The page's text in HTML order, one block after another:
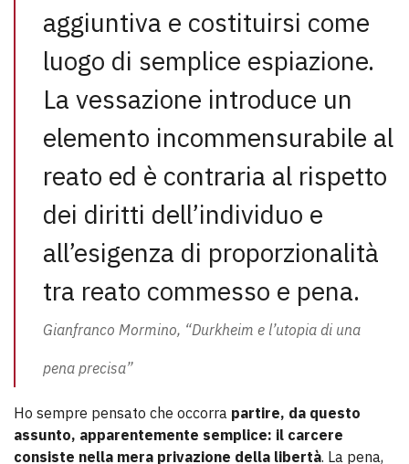
aggiuntiva e costituirsi come
luogo di semplice espiazione.
La vessazione introduce un
elemento incommensurabile al
reato ed è contraria al rispetto
dei diritti dell’individuo e
all’esigenza di proporzionalità
tra reato commesso e pena.
Gianfranco Mormino, “Durkheim e l’utopia di una
pena precisa”
Ho sempre pensato che occorra partire, da questo
assunto, apparentemente semplice: il carcere
consiste nella mera privazione della libertà. La pena,